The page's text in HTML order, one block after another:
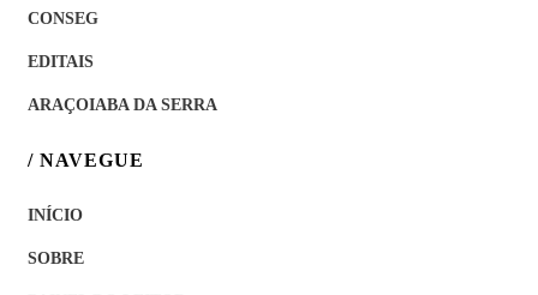
CONSEG
EDITAIS
ARAÇOIABA DA SERRA
/ NAVEGUE
INÍCIO
SOBRE